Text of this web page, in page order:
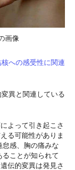
画像
への感受性に関連
異と関連している
よって引き起こさ
る可能性がありま
感、胸の痛みな
ことが知られて
伝的変異は発見さ